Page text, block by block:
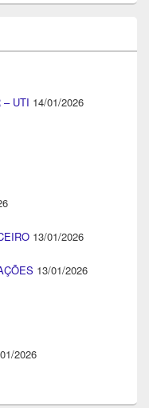
– UTI 14/01/2026
13/01/2026
13/01/2026
2026